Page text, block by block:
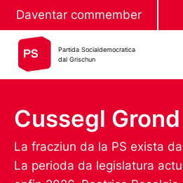
Daventar commember
Partida Socialdemocratica
dal Grischun
Cussegl Grond
La fracziun da la PS exista
La perioda da legislatura